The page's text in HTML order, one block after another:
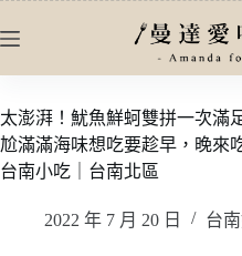
至
內
容
太澎湃！魷魚鮮蚵雙拼一次滿
尬滿滿海味想吃要趁早，晚來
台南小吃｜台南北區
2022 年 7 月 20 日 台